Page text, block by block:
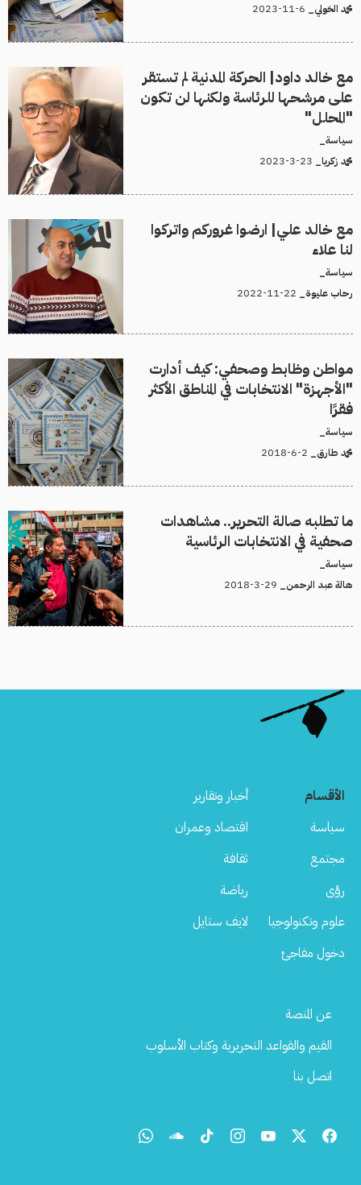
محمد الخولي_
مع خالد داود| الحركة المدنية لم تستقر
على مرشحها للرئاسة ولكنها لن تكون
"المحلل"
سياسة_
محمد زكريا_
مع خالد علي| ارضوا غروركم واتركوا
لنا علاء
سياسة_
رحاب عليوة_
مواطن وظابط وصحفي: كيف أدارت
"الأجهزة" الانتخابات في المناطق الأكثر
فقرًا
سياسة_
محمد طارق_
ما تطلبه صالة التحرير.. مشاهدات
صحفية في الانتخابات الرئاسية
سياسة_
هالة عبد الرحمن_
الأقسام
أخبار وتقارير
سياسة
اقتصاد وعمران
مجتمع
ثقافة
رؤى
رياضة
علوم وتكنولوجيا
لايف ستايل
دخول مفاجئ
Footer
عن المنصة
القيم والقواعد التحريرية وكتاب الأسلوب
اتصل بنا